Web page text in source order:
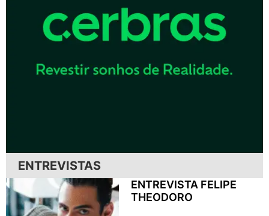
ENTREVISTAS
ENTREVISTA FELIPE
THEODORO